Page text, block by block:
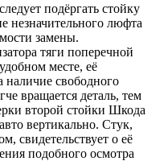
подёргать стойку
незначительного люфта
замены.
тяги поперечной
месте, её
наличие свободного
вращается деталь, тем
второй стойки Шкода
вертикально. Стук,
свидетельствует о её
подобного осмотра